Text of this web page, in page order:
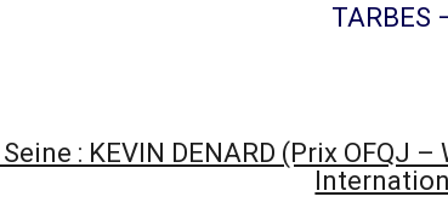
TARBES
: KEVIN DENARD (Prix OFQJ –